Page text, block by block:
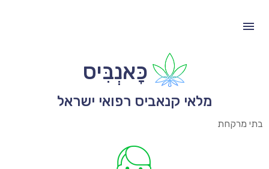
כָּאנְבִּיס
מלאי קנאביס רפואי ישראל
בתי מרקחת